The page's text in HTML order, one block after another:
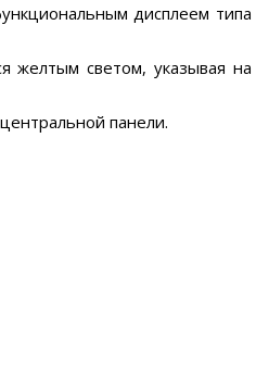
дисплеем типа
желтым светом, указывая на
панели.